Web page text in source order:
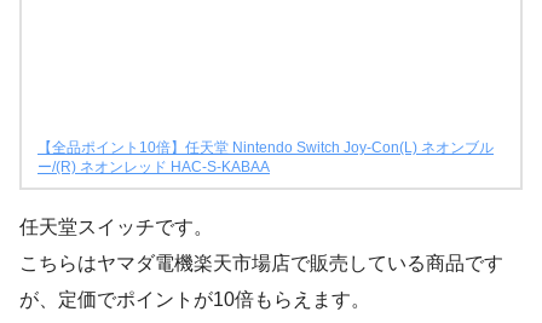
【全品ポイント10倍】任天堂 Nintendo Switch Joy-Con(L) ネオンブル
ー/(R) ネオンレッド HAC-S-KABAA
任天堂スイッチです。
こちらはヤマダ電機楽天市場店で販売している商品です
が、定価でポイントが10倍もらえます。